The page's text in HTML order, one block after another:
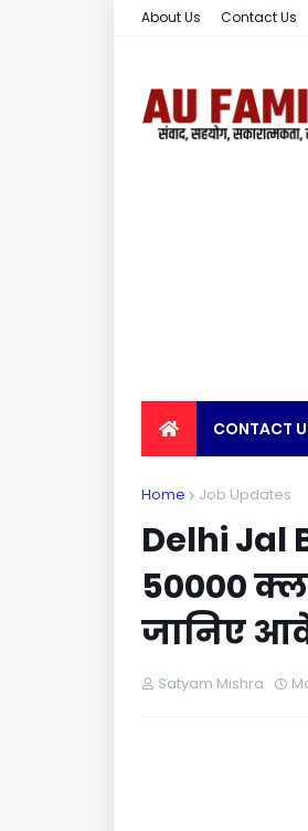
About Us Contact Us
CONTACT
EARN MONEY
Home Job Updates
Delhi Jal
50000
जानिए
Satyam Mishra